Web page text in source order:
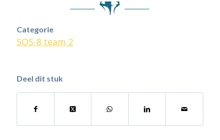
Categorie
SOS-8 team 2
Deel dit stuk